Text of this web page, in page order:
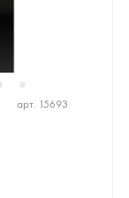
арт. 15693